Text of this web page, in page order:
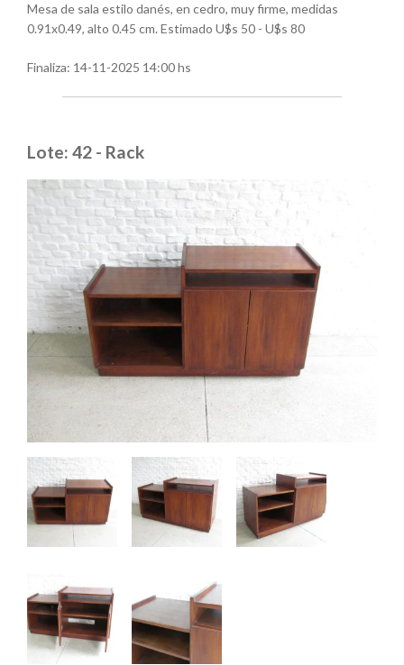
Mesa de sala estilo danés, en cedro, muy firme, medidas
0.91x0.49, alto 0.45 cm. Estimado U$s 50 - U$s 80
Finaliza: 14-11-2025 14:00 hs
Lote: 42 - Rack